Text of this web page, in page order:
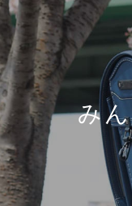
み